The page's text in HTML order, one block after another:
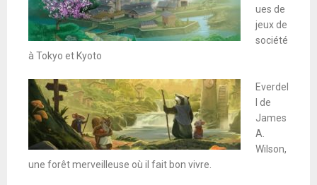
ues de
jeux de
société
à Tokyo et Kyoto
Everdel
l de
James
A.
Wilson,
une forêt merveilleuse où il fait bon vivre.